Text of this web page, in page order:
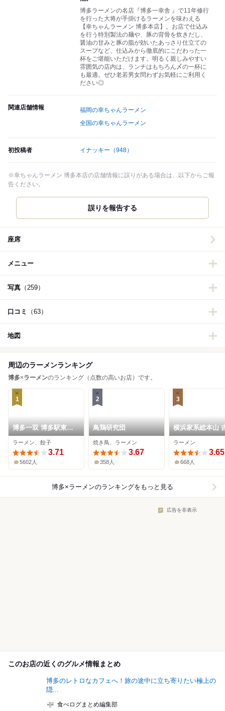
博多ラーメンの名店『博多一幸舎 』で11年修行
を行った大将が手掛けるラーメンを味わえる
【幸ちゃんラーメン 博多本店】。お店で仕込み
を行う特別製法の麺や、豚の背骨を炊きだし、
醤油の甘みと豚の脂が効いたあっさり仕立ての
スープなど、仕込みから徹底的にこだわった一
杯をご堪能いただけます。明るく親しみやすい
雰囲気の店内は、ランチはもちろん〆の一杯に
も最適。ぜひ老若男女問わずお気軽にご利用く
ださい◎
関連店舗情報
福岡の幸ちゃんラーメン
全国の幸ちゃんラーメン
初投稿者 イナッキー （948）
※幸ちゃんラーメン 博多本店の店舗情報に誤りがある場合は、以下からご報
告ください。
誤りを報告する
座席
メニュー
写真 （259）
口コミ （63）
地図
周辺のラーメンランキング
博多×ラーメンのランキング（点数の高いお店）です。
1
博多一双 博多駅東本
店
ラーメン、餃子
3.71
5602人
2
鳥鶏研究団
焼き鳥、ラーメン
3.67
358人
3
横浜家系総本山
家直系店 ラーメ
田家
ラーメン
3.65
668人
博多×ラーメンのランキングをもっと見る
広告を非表示
このお店の近くのグルメ情報まとめ
博多のレトロなカフェへ！旅の途中に立ち寄りたい極上の
隠...
食べログまとめ編集部